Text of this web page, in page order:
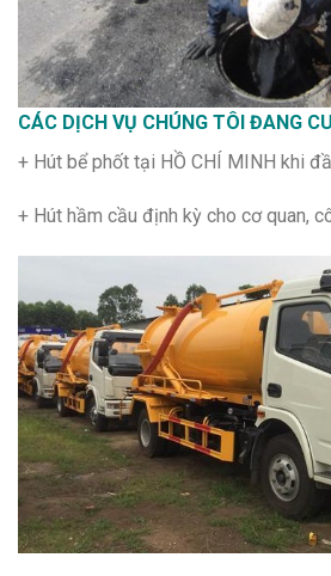
CÁC DỊCH VỤ CHÚNG TÔI ĐANG
+ Hút bể phốt tại HỒ CHÍ MINH khi
+ Hút hầm cầu định kỳ cho cơ quan,